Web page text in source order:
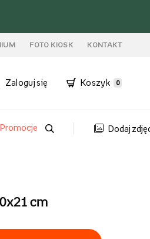
FOTO KIOSK KONTAKT
Zaloguj się Koszyk 0
Promocje Dodaj